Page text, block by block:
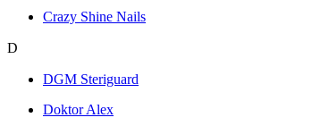
Crazy Shine Nails
D
DGM Steriguard
Doktor Alex